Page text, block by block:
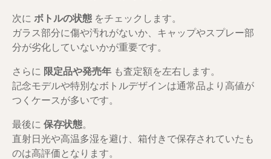
次に ボトルの状態 をチェックします。
ガラス部分に傷や汚れがないか、キャップやスプレー部
分が劣化していないかが重要です。
さらに 限定品や発売年 も査定額を左右します。
記念モデルや特別なボトルデザインは通常品より高値が
つくケースが多いです。
最後に 保存状態。
直射日光や高温多湿を避け、箱付きで保存されていたも
のは高評価となります。